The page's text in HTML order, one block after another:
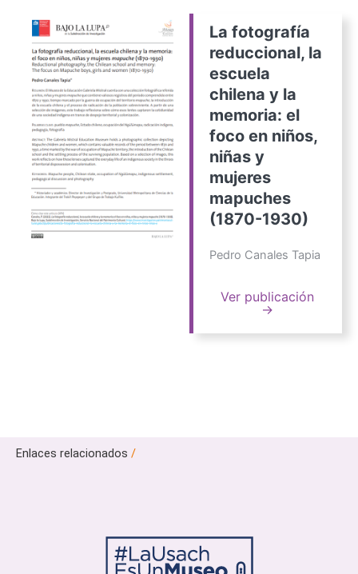
La fotografía
reduccional, la
escuela
chilena y la
memoria: el
foco en niños,
niñas y
mujeres
mapuches
(1870-1930)
Pedro Canales Tapia
Ver publicación
→
Enlaces relacionados /